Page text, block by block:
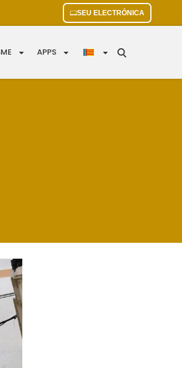
SEU ELECTRÒNICA
APPS